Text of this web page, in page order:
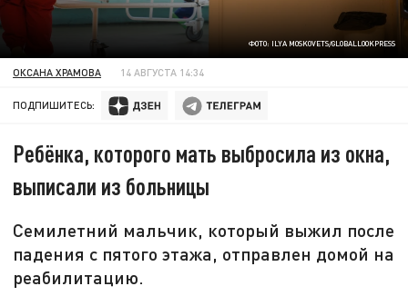
ФОТО: ILYA MOSKOVETS/GLOBALLOOKPRESS
ОКСАНА ХРАМОВА 14 АВГУСТА 14:34
ПОДПИШИТЕСЬ:
Ребёнка, которого мать выбросила из окна,
выписали из больницы
Семилетний мальчик, который выжил после
падения с пятого этажа, отправлен домой на
реабилитацию.